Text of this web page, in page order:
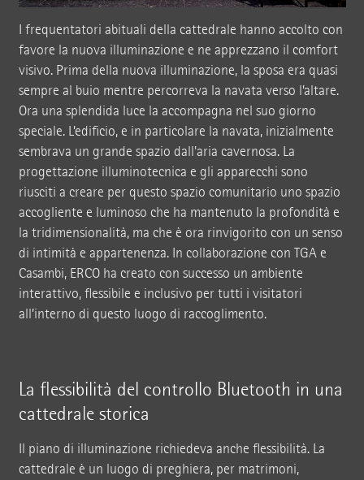
I frequentatori abituali della cattedrale hanno accolto con
favore la nuova illuminazione e ne apprezzano il comfort
visivo. Prima della nuova illuminazione, la sposa era quasi
sempre al buio mentre percorreva la navata verso l’altare.
Ora una splendida luce la accompagna nel suo giorno
speciale. L’edificio, e in particolare la navata, inizialmente
sembrava un grande spazio dall'aria cavernosa. La
progettazione illuminotecnica e gli apparecchi sono
riusciti a creare per questo spazio comunitario uno spazio
accogliente e luminoso che ha mantenuto la profondità e
la tridimensionalità, ma che è ora rinvigorito con un senso
di intimità e appartenenza. In collaborazione con TGA e
Casambi, ERCO ha creato con successo un ambiente
interattivo, flessibile e inclusivo per tutti i visitatori
all’interno di questo luogo di raccoglimento.
La flessibilità del controllo Bluetooth in una
cattedrale storica
Il piano di illuminazione richiedeva anche flessibilità. La
cattedrale è un luogo di preghiera, per matrimoni,